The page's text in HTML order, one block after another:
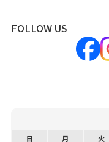
FOLLOW US
日 月 火